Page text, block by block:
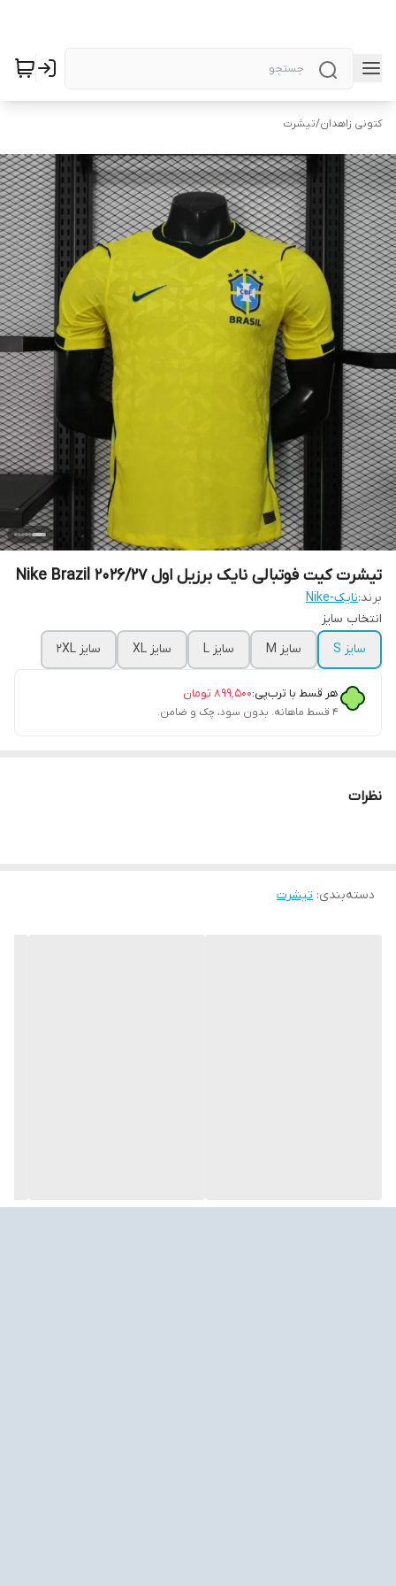
کتونی زاهدان/تیشرت
تیشرت کیت فوتبالی نایک برزیل اول ۲۰۲۶/۲۷ Nike Brazil
برند:نایک-Nike
انتخاب سایز
سایز S
سایز M سایز L سایز XL سایز 2XL
هر قسط با ترب‌پی:۸۹۹٬۵۰۰ تومان
۴ قسط ماهانه. بدون سود، چک و ضامن.
نظرات
دسته‌بندی: تیشرت